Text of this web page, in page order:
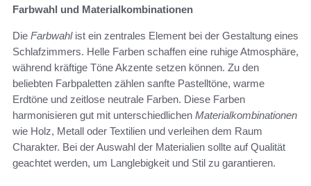
Farbwahl und Materialkombinationen
Die Farbwahlist ein zentrales Element bei der Gestaltung eines
Schlafzimmers. Helle Farben schaffen eine ruhige Atmosphäre,
während kräftige Töne Akzente setzen können. Zu den
beliebten Farbpaletten zählen sanfte Pastelltöne, warme
Erdtöne und zeitlose neutrale Farben. Diese Farben
harmonisieren gut mit unterschiedlichen Materialkombinationen
wie Holz, Metall oder Textilien und verleihen dem Raum
Charakter. Bei der Auswahl der Materialien sollte auf Qualität
geachtet werden, um Langlebigkeit und Stil zu garantieren.